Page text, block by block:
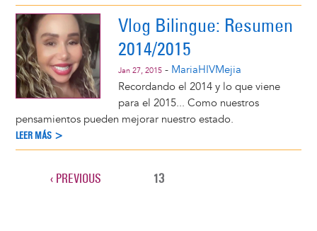
Vlog Bilingue: Resumen
2014/2015
Jan 27, 2015 - MariaHIVMejia
Recordando el 2014 y lo que viene
para el 2015... Como nuestros
pensamientos pueden mejorar nuestro estado.
LEER MÁS >
Pagination
PREVIOUS
‹ PREVIOUS
CURRENT
13